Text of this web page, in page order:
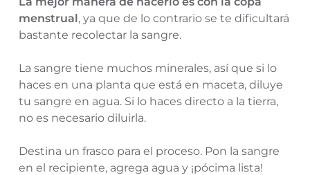
menstrual, ya que de lo contrario se te dificultará
bastante recolectar la sangre.
La sangre tiene muchos minerales, así que si lo
haces en una planta que está en maceta, diluye
tu sangre en agua. Si lo haces directo a la tierra,
no es necesario diluirla.
Destina un frasco para el proceso. Pon la sangre
en el recipiente, agrega agua y ¡pócima lista!